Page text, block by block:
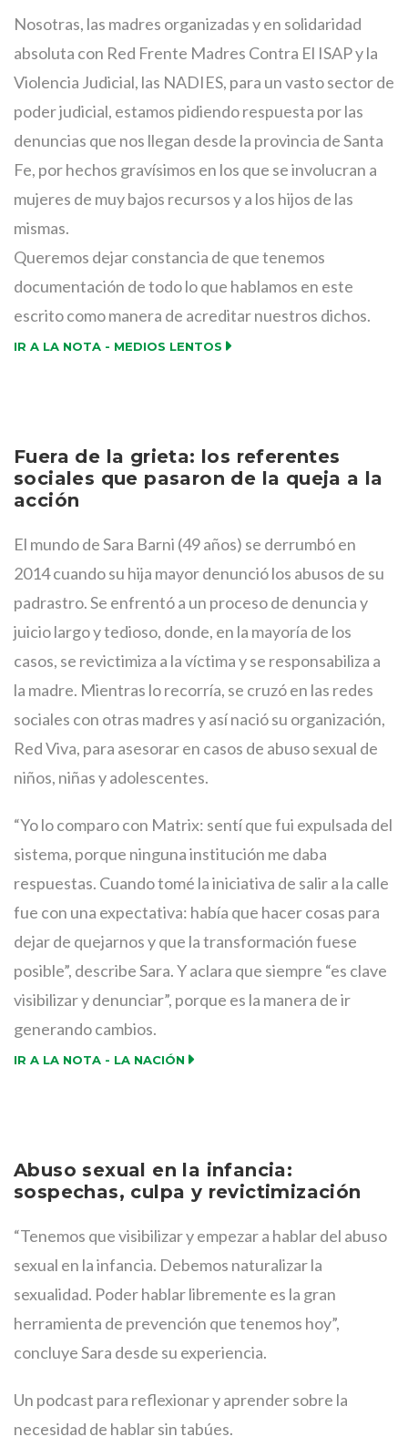
Nosotras, las madres organizadas y en solidaridad
absoluta con Red Frente Madres Contra El ISAP y la
Violencia Judicial, las NADIES, para un vasto sector de
poder judicial, estamos pidiendo respuesta por las
denuncias que nos llegan desde la provincia de Santa
Fe, por hechos gravísimos en los que se involucran a
mujeres de muy bajos recursos y a los hijos de las
mismas.
Queremos dejar constancia de que tenemos
documentación de todo lo que hablamos en este
escrito como manera de acreditar nuestros dichos.
IR A LA NOTA - MEDIOS LENTOS
Fuera de la grieta: los referentes
sociales que pasaron de la queja a la
acción
El mundo de Sara Barni (49 años) se derrumbó en
2014 cuando su hija mayor denunció los abusos de su
padrastro. Se enfrentó a un proceso de denuncia y
juicio largo y tedioso, donde, en la mayoría de los
casos, se revictimiza a la víctima y se responsabiliza a
la madre. Mientras lo recorría, se cruzó en las redes
sociales con otras madres y así nació su organización,
Red Viva, para asesorar en casos de abuso sexual de
niños, niñas y adolescentes.
“Yo lo comparo con Matrix: sentí que fui expulsada del
sistema, porque ninguna institución me daba
respuestas. Cuando tomé la iniciativa de salir a la calle
fue con una expectativa: había que hacer cosas para
dejar de quejarnos y que la transformación fuese
posible”, describe Sara. Y aclara que siempre “es clave
visibilizar y denunciar”, porque es la manera de ir
generando cambios.
IR A LA NOTA - LA NACIÓN
Abuso sexual en la infancia:
sospechas, culpa y revictimización
“Tenemos que visibilizar y empezar a hablar del abuso
sexual en la infancia. Debemos naturalizar la
sexualidad. Poder hablar libremente es la gran
herramienta de prevención que tenemos hoy”,
concluye Sara desde su experiencia.
Un podcast para reflexionar y aprender sobre la
necesidad de hablar sin tabúes.